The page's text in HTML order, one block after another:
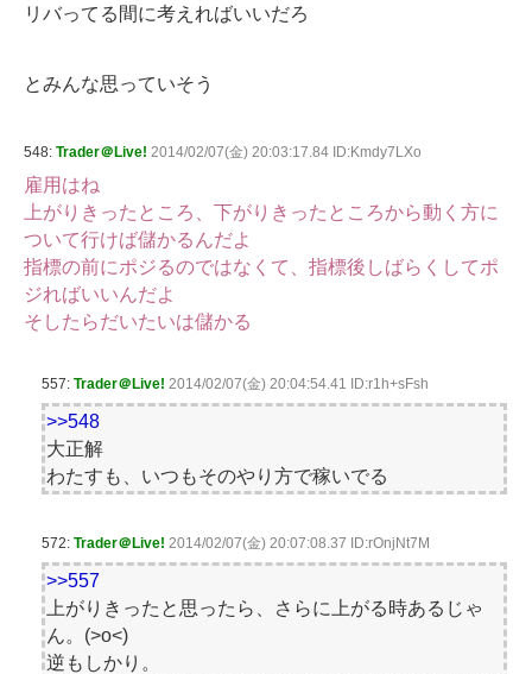
リバってる間に考えればいいだろ
とみんな思っていそう
548: Trader＠Live! 2014/02/07(金) 20:03:17.84 ID:Kmdy7LXo
雇用はね
上がりきったところ、下がりきったところから動く方に
ついて行けば儲かるんだよ
指標の前にポジるのではなくて、指標後しばらくしてポ
ジればいいんだよ
そしたらだいたいは儲かる
557: Trader＠Live! 2014/02/07(金) 20:04:54.41 ID:r1h+sFsh
>>548
大正解
わたすも、いつもそのやり方で稼いでる
572: Trader＠Live! 2014/02/07(金) 20:07:08.37 ID:rOnjNt7M
>>557
上がりきったと思ったら、さらに上がる時あるじゃ
ん。(>o<)
逆もしかり。